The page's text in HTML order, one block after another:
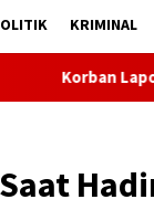
KRIMINAL
Polisi, DPRD